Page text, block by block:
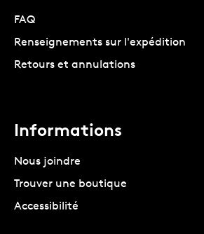
FAQ
Renseignements sur l'expédition
Retours et annulations
Informations
Nous joindre
Trouver une boutique
Accessibilité